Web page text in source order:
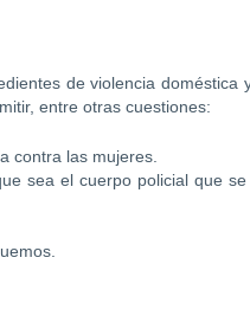
de violencia doméstica
entre otras cuestiones:
contra las mujeres.
sea el cuerpo policial que